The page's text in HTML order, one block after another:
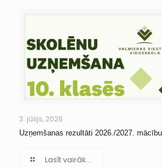
3. jūlijs, 2026
Uzņemšanas rezultāti 2026./2027.
Lasīt vairāk...